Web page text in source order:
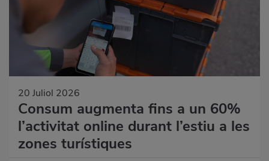
20 Juliol 2026
Consum augmenta fins a un 60%
l’activitat online durant l’estiu a les
zones turístiques